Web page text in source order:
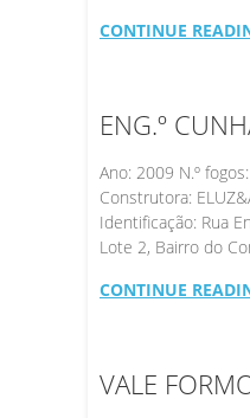
CONTINUE
ENG.º
Ano: 2009 N.º
Construtora:
Identificação: Rua
Lote 2, Bairro do
CONTINUE
VALE